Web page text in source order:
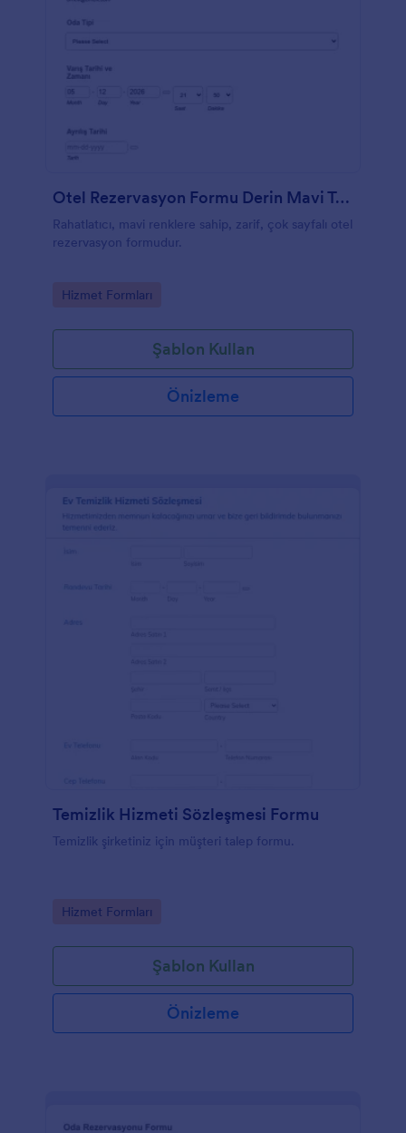
Otel Rezervasyon Formu Derin Mavi Tema
Rahatlatıcı, mavi renklere sahip, zarif, çok sayfalı otel
rezervasyon formudur.
Go to Category:
Hizmet Formları
Şablon Kullan
Önizleme
Temizlik Hizmeti Sözleşmesi Formu
Temizlik şirketiniz için müşteri talep formu.
Go to Category:
Hizmet Formları
Şablon Kullan
Önizleme